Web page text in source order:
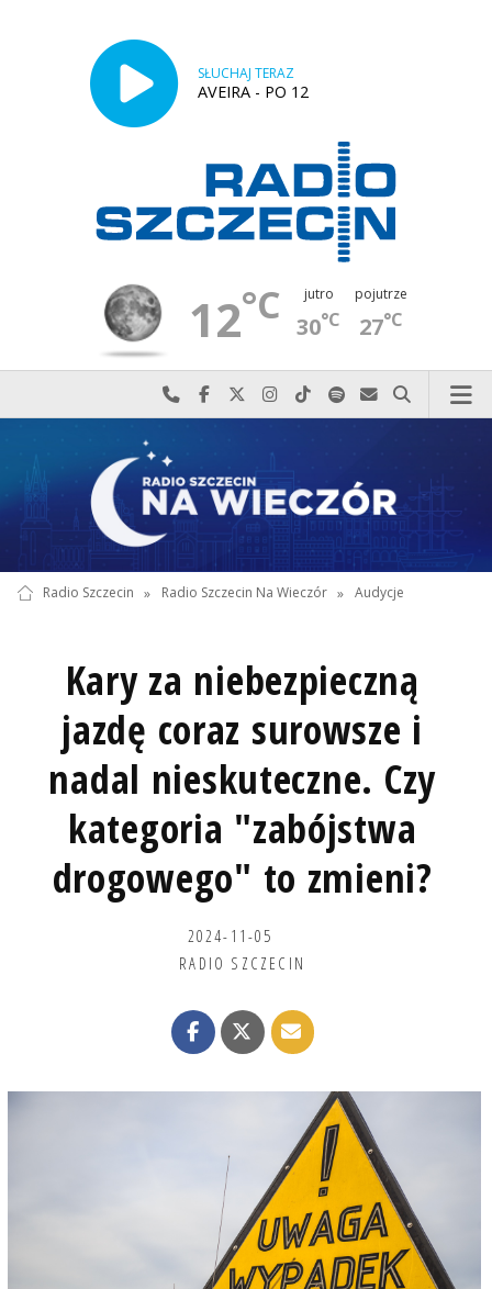
SŁUCHAJ TERAZ
AVEIRA - PO 12
12°C jutro
30°C
pojutrze
27°C
Najlepiej po prostu do nas zadzwoń
Odwiedź nas na Facebook-u
Odwiedź nas na X
Odwiedź nas na Instagram-ie
Odwiedź nas na TikTok-u
Szukaj nas na Spotify
Wyślij do nas
Szukaj
Radio Szczecin » Radio Szczecin Na Wieczór » Audycje
Kary za niebezpieczną
jazdę coraz surowsze i
nadal nieskuteczne. Czy
kategoria "zabójstwa
drogowego" to zmieni?
2024-11-05
RADIO SZCZECIN